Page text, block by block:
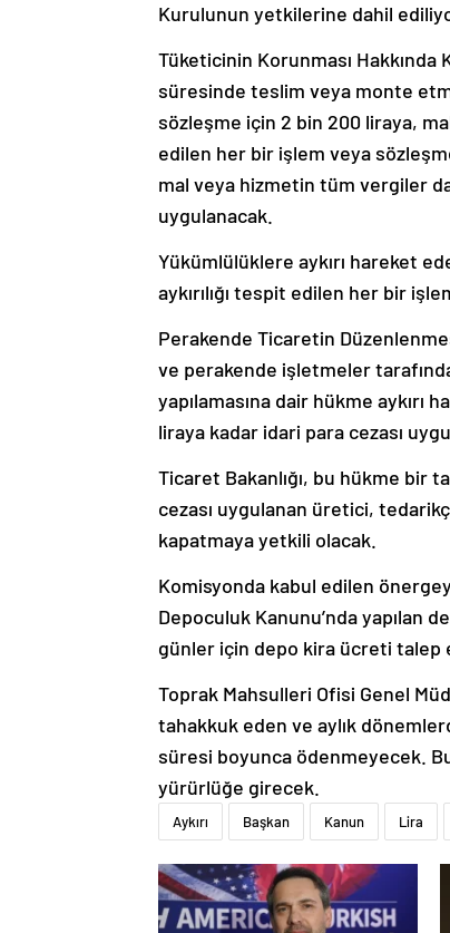
Kurulunun yetkilerine dahil
Tüketicinin Korunması Hakkında
süresinde teslim veya monte
sözleşme için 2 bin 200 liraya, mal
edilen her bir işlem veya
mal veya hizmetin tüm vergiler
uygulanacak.
Yükümlülüklere aykırı hareket
aykırılığı tespit edilen her bir
Perakende Ticaretin
ve perakende işletmeler
yapılamasına dair hükme aykırı
liraya kadar idari para cezası
Ticaret Bakanlığı, bu hükme bir
cezası uygulanan üretici,
kapatmaya yetkili olacak.
Komisyonda kabul edilen
Depoculuk Kanunu’nda yapılan
günler için depo kira ücreti talep
Toprak Mahsulleri Ofisi Genel
tahakkuk eden ve aylık
süresi boyunca ödenmeyecek.
yürürlüğe girecek.
Aykırı Başkan Kanun Lira